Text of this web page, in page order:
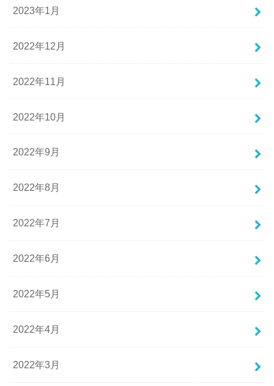
2023年1月
2022年12月
2022年11月
2022年10月
2022年9月
2022年8月
2022年7月
2022年6月
2022年5月
2022年4月
2022年3月